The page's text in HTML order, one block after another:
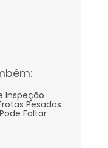
Inspeção
Pesadas:
Faltar